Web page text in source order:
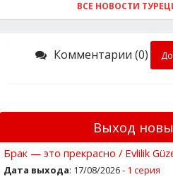
ВСЕ НОВОСТИ
Комментарии (0)
Выход
Брак — это прекрасно / Evlilik
Дата выхода: 17/08/2026 - 1 серия